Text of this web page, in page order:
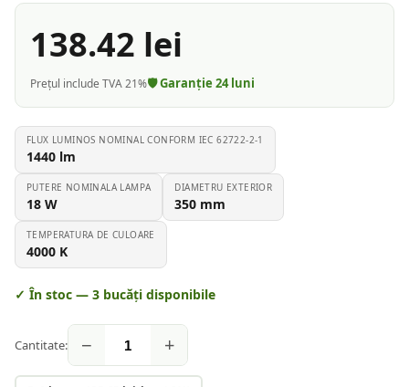
138.42 lei
Prețul include TVA 21%🛡️ Garanție 24luni
FLUX LUMINOS NOMINAL CONFORM IEC 62722-2-1
1440 lm
PUTERE NOMINALA LAMPA
18 W
DIAMETRU EXTERIOR
350 mm
TEMPERATURA DE CULOARE
4000 K
✓ În stoc — 3 bucăți disponibile
Cantitate: − +